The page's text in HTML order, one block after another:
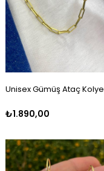
Unisex Gümüş Ataç Kolye
₺1.890,00